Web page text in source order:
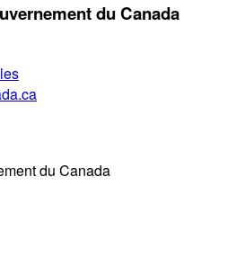
du Canada